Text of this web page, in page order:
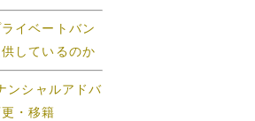
イベートバン
しているのか
ンシャルアドバ
・移籍